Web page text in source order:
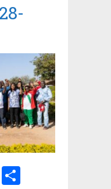
WhatsApp